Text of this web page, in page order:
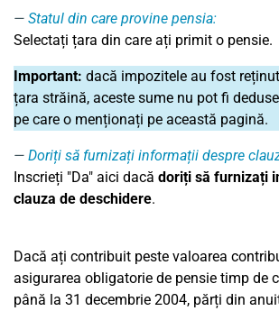
Statul din care provine pensia:
Selectați țara din care ați primit o pensie.
Important: dacă impozitele au fost
țara străină, aceste sume nu pot fi
pe care o menționați pe această pagină.
Doriți să furnizați informații despre
Inscrieți "Da" aici dacă doriți să furnizați
clauza de deschidere.
Dacă ați contribuit peste valoarea
asigurarea obligatorie de pensie timp de
până la 31 decembrie 2004, părți din